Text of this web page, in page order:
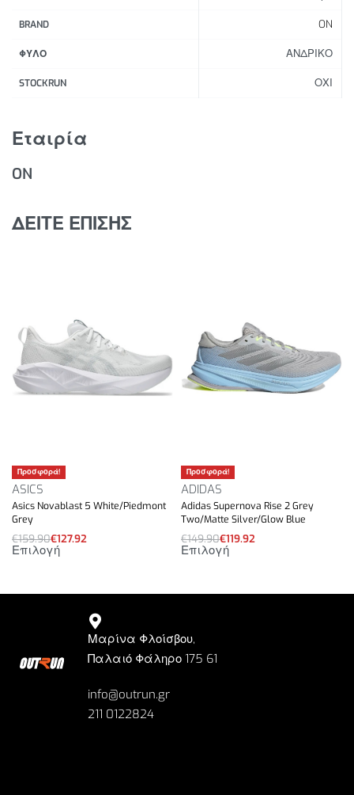
Απαλή φτέρνα και γλώσσα για άνεση και εύκολη
πρόσφυση και ανθεκτικότητα
Βάρος: 311gr.
BRAND ON
ΦΥΛΟ ΑΝΔΡΙΚΟ
STOCKRUN ΟΧΙ
Εταιρία
ON
ΔΕΙΤΕ ΕΠΙΣΗΣ
Προσφορά!
ASICS
Asics Novablast 5 White/Piedmont
Grey
€159.90€127.92
Επιλογή
Προσφορά!
ADIDAS
Adidas Supernova Rise 2 Grey
Two/Matte Silver/Glow Blue
€149.90€119.92
Επιλογή
Μαρίνα Φλοίσβου,
Παλαιό Φάληρο 175 61
info@outrun.gr
211 0122824